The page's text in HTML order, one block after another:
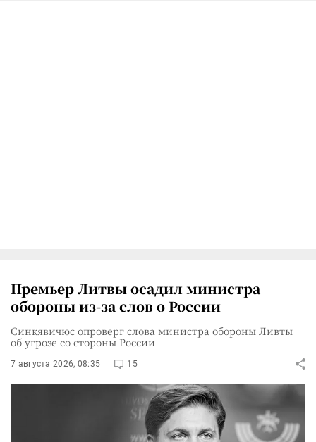
Премьер Литвы осадил министра
обороны из-за слов о России
Синкявичюс опроверг слова министра обороны Ливты
об угрозе со стороны России
7 августа 2026, 08:35 15